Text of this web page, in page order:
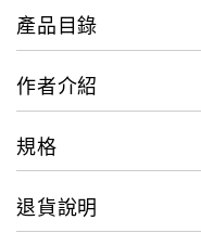
好差，該怎麼問？可
「開會時的沉默真叫
「老闆要我打聽同業
「哪些談話禁忌不能
「一上台我就怯場害
產品目錄
作者介紹
規格
退貨說明